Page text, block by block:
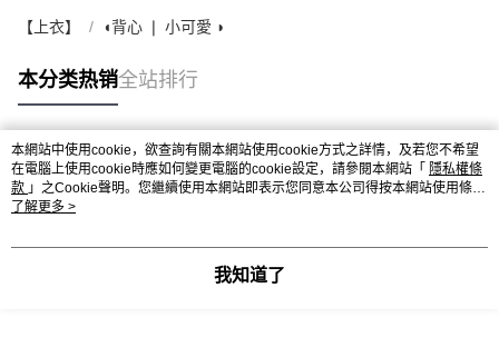
【上衣】 ◖背心 ❘ 小可愛 ◗
本分类热销全站排行
热门标签
本網站中使用cookie，欲查詢有關本網站使用cookie方式之詳情，及若您不希望
在電腦上使用cookie時應如何變更電腦的cookie設定，請參閱本網站「 隱私權條
款 」之Cookie聲明。您繼續使用本網站即表示您同意本公司得按本網站使用條款
之Cookie聲明使用cookie。
了解更多 >
我知道了